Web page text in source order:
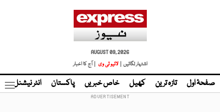
AUGUST 09, 2026
اشتہار لگائیں |
لائیو ٹی وی | آج کا اخبار
صفحۂ اول تازہ ترین کھیل خاص خبریں پاکستان انٹر نیشنل